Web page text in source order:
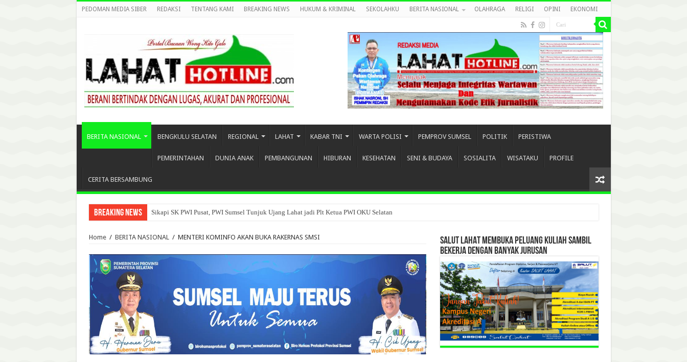
PEDOMAN MEDIA SIBER REDAKSI TENTANG KAMI BREAKING NEWS HUKUM & KRIMINAL SEKOLAHKU BERITA NASIONAL OLAHRAGA RELIGI OPINI EKONOMI
BERITA NASIONAL BENGKULU SELATAN REGIONAL LAHAT KABAR TNI WARTA POLISI PEMPROV SUMSEL POLITIK PERISTIWA
PEMERINTAHAN DUNIA ANAK PEMBANGUNAN HIBURAN KESEHATAN SENI & BUDAYA SOSIALITA WISATAKU PROFILE
CERITA BERSAMBUNG
Breaking News Sikapi SK PWI Pusat, PWI Sumsel Tunjuk Ujang Lahat jadi Plt Ketua PWI OKU Selatan
Home / BERITA NASIONAL / MENTERI KOMINFO AKAN BUKA RAKERNAS SMSI
SALUT LAHAT MEMBUKA PELUANG KULIAH SAMBIL
BEKERJA DENGAN BANYAK JURUSAN